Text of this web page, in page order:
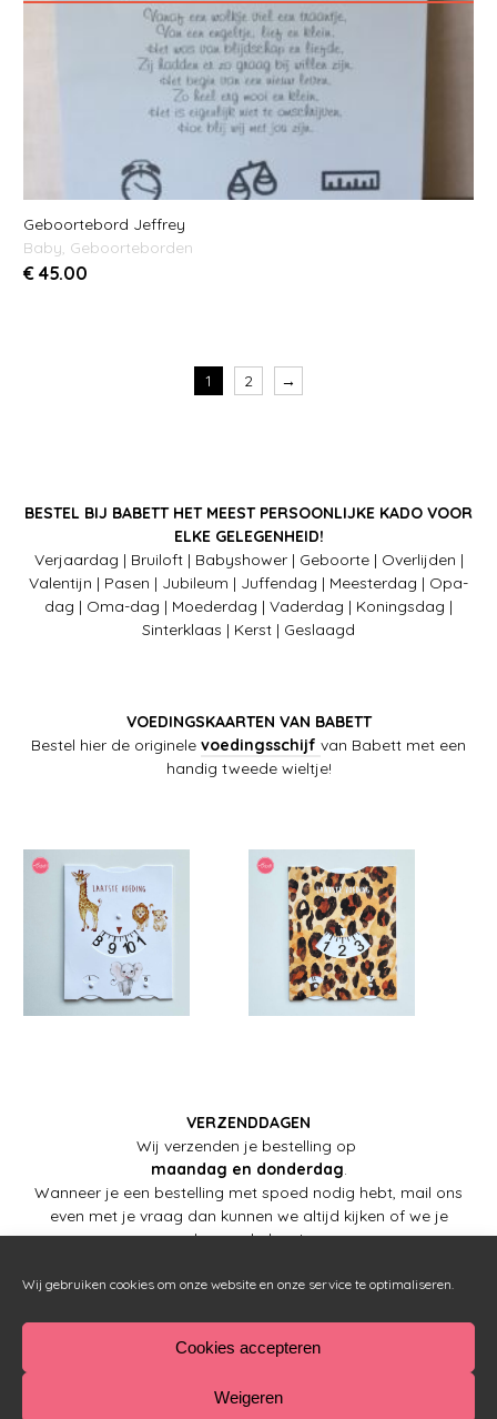
Wij gebruiken cookies om onze website en onze service te optimaliseren.
Cookies accepteren
Weigeren
Geboortebord Jeffrey
Baby, Geboorteborden
€ 45.00
1 2 →
BESTEL BIJ BABETT HET MEEST PERSOONLIJKE KADO VOOR
ELKE GELEGENHEID!
Verjaardag | Bruiloft | Babyshower | Geboorte | Overlijden |
Valentijn | Pasen | Jubileum | Juffendag | Meesterdag | Opa-
dag | Oma-dag | Moederdag | Vaderdag | Koningsdag |
Sinterklaas | Kerst | Geslaagd
VOEDINGSKAARTEN VAN BABETT
Bestel hier de originele voedingsschijf van Babett met een
handig tweede wieltje!
VERZENDDAGEN
Wij verzenden je bestelling op
maandag en donderdag.
Wanneer je een bestelling met spoed nodig hebt, mail ons
even met je vraag dan kunnen we altijd kijken of we je
kunnen helpen!
| Copyright © 2015-2023 – Babett |0297-547082
@babett.nl